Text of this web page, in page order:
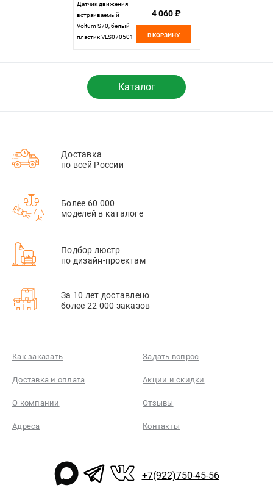
Датчик движения
встраиваемый
Voltum S70, белый
пластик VLS070501
4 060 ₽
В КОРЗИНУ
Каталог
Доставка
по всей России
Более 60 000
моделей в каталоге
Подбор люстр
по дизайн-проектам
За 10 лет доставлено
более 22 000 заказов
Как заказать Задать вопрос
Доставка и оплата Акции и скидки
О компании Отзывы
Адреса Контакты
+7(922)750-45-56